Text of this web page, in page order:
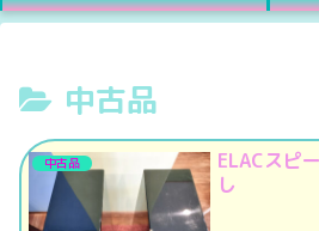
中古品
中古品
ELACスピ
し